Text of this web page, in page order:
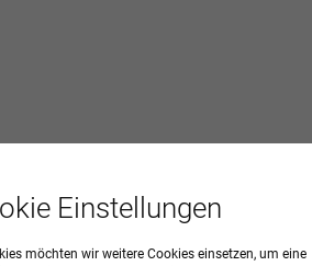
Einstellungen
möchten wir weitere Cookies einsetzen, um eine